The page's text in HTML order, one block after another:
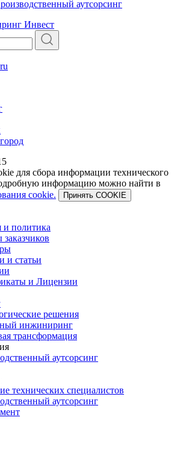
аутсорсинг
для сбора информации технического
информацию можно найти в
cookie.
Принять COOKIE
политика
и статьи
и Лицензии
решения
инжиниринг
трансформация
аутсорсинг
технических специалистов
аутсорсинг